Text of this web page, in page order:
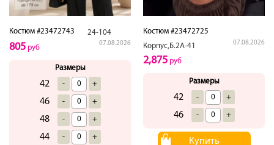
Костюм #23472743 24-104
07.08.2026
805 руб
Размеры
42 - +
46 - +
48 - +
44 - +
Костюм #23472725
Корпус,Б.2А-41
07.08.2026
2,875 руб
Размеры
42 - +
46 - +
Купить